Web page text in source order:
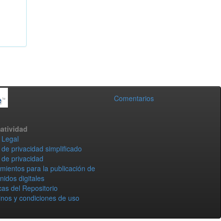
Comentarios
privacidad simplificado
privacidad
para la publicación de
digitales
del Repositorio
y condiciones de uso